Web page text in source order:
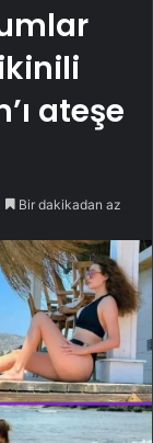
ateşe
Bir dakikadan az